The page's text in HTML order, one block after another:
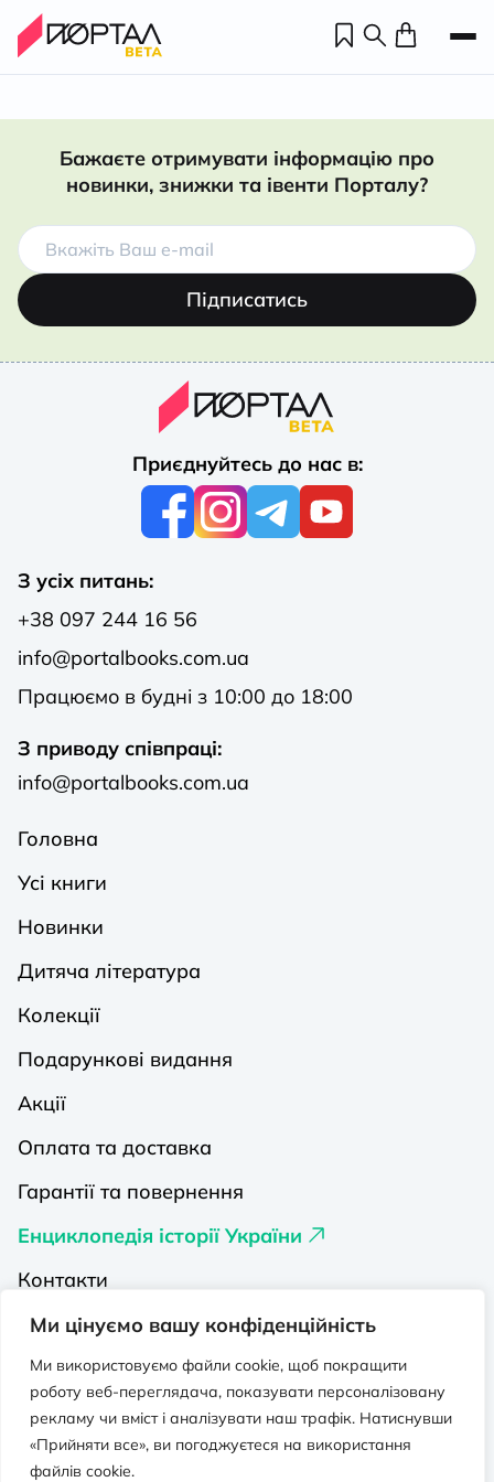
Ми цінуємо вашу конфіденційність
Ми використовуємо файли cookie, щоб покращити
роботу веб-переглядача, показувати персоналізовану
рекламу чи вміст і аналізувати наш трафік. Натиснувши
«Прийняти все», ви погоджуєтеся на використання
файлів cookie.
Бажаєте отримувати інформацію про
новинки, знижки та івенти Порталу?
Підписатись
Приєднуйтесь до нас в:
З усіх питань:
+38 097 244 16 56
info@portalbooks.com.ua
Працюємо в будні з 10:00 до 18:00
З приводу співпраці:
info@portalbooks.com.ua
Головна
Усі книги
Новинки
Дитяча література
Колекції
Подарункові видання
Акції
Оплата та доставка
Гарантії та повернення
Енциклопедія історії України
Контакти
Про нас
Видавництва на Порталі
Політика конфіденційності
Публічна оферта